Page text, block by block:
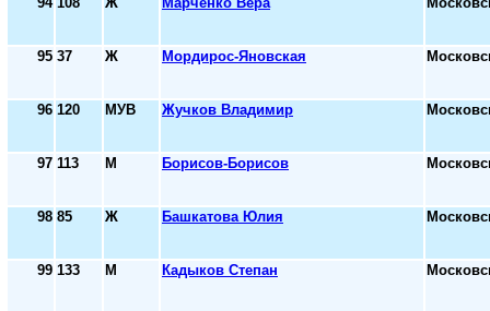
95 37 Ж Мордирос-Яновская
96 120 МУВ Жучков Владимир
97 113 М Борисов-Борисов
98 85 Ж Башкатова Юлия
99 133 М Кадыков Степан